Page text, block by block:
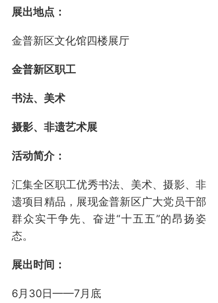
展出地点 ：
金普新区文化馆四楼展厅
金普新区职工
书法、美术
摄影、非遗艺术展
活动简介：
汇集全区职工优秀书法、美术、摄影、非
遗项目精品，展现金普新区广大党员干部
群众实干争先、奋进“十五五”的昂扬姿
态。
展出时间：
6月30日——7月底